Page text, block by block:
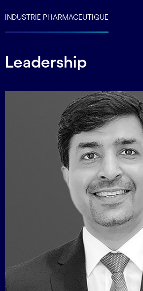
INDUSTRIE PHARMACEUTIQUE
Leadership